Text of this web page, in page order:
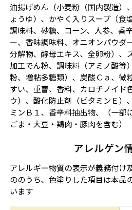
油揚げめん（小麦粉（国内製造）
ょうゆ）、かやく入りスープ（食
調味料、砂糖、コーン、人参、香
ー、香味調味料、オニオンパウダ
分解物、酵母エキス、全卵粉）、
加工でん粉、調味料（アミノ酸等
粉、増粘多糖類）、炭酸Ｃａ、微
すい、重曹、香料、カロチノイド
ウ）、酸化防止剤（ビタミンＥ）
ミンＢ１、香辛料抽出物、（一部
ごま・大豆・鶏肉・豚肉を含む）
アレルゲン
アレルギー物質の表示が義務付け
ののうち、色塗りした項目は本品
います